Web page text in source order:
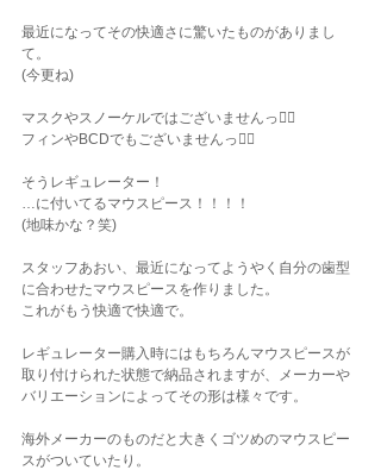
最近になってその快適さに驚いたものがありまし
て。
(今更ね)
マスクやスノーケルではございませんっ🙂‍↔️
フィンやBCDでもございませんっ🙂‍↔️
そうレギュレーター！
…に付いてるマウスピース！！！！
(地味かな？笑)
スタッフあおい、最近になってようやく自分の歯型
に合わせたマウスピースを作りました。
これがもう快適で快適で。
レギュレーター購入時にはもちろんマウスピースが
取り付けられた状態で納品されますが、メーカーや
バリエーションによってその形は様々です。
海外メーカーのものだと大きくゴツめのマウスピー
スがついていたり。